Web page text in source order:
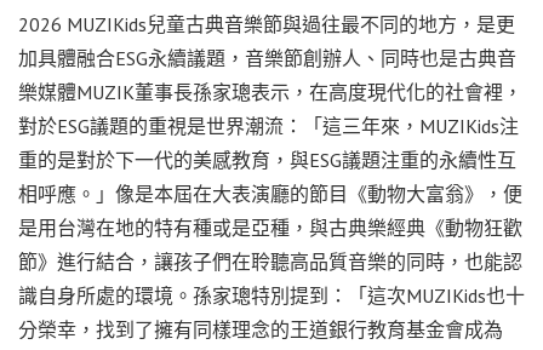
2026 MUZIKids兒童古典音樂節與過往最不同的地方，是更
加具體融合ESG永續議題，音樂節創辦人、同時也是古典音
樂媒體MUZIK董事長孫家璁表示，在高度現代化的社會裡，
對於ESG議題的重視是世界潮流：「這三年來，MUZIKids注
重的是對於下一代的美感教育，與ESG議題注重的永續性互
相呼應。」像是本屆在大表演廳的節目《動物大富翁》，便
是用台灣在地的特有種或是亞種，與古典樂經典《動物狂歡
節》進行結合，讓孩子們在聆聽高品質音樂的同時，也能認
識自身所處的環境。孫家璁特別提到：「這次MUZIKids也十
分榮幸，找到了擁有同樣理念的王道銀行教育基金會成為